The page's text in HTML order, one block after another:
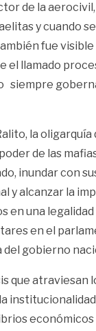
de la
y cuando
fue
el llamado
siempre
la oligarquía
de las
inundar con
y alcanzar la
en una
en el
del gobierno
que atraviesan